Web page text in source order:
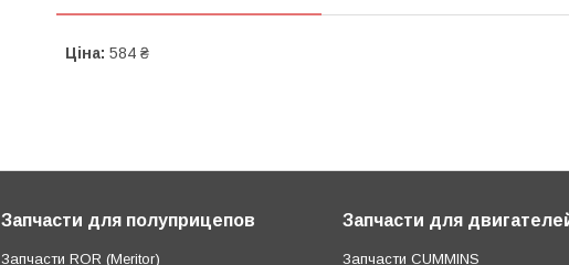
Ціна: 584 ₴
Запчасти для полуприцепов
Запчасти ROR (Meritor)
Запчасти для
Запчасти CUMMINS